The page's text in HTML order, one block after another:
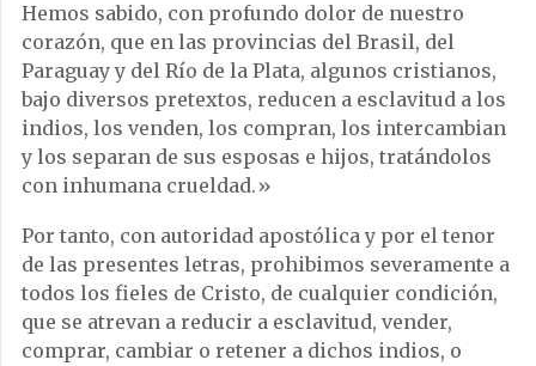
Hemos sabido, con profundo dolor de nuestro
corazón, que en las provincias del Brasil, del
Paraguay y del Río de la Plata, algunos cristianos,
bajo diversos pretextos, reducen a esclavitud a los
indios, los venden, los compran, los intercambian
y los separan de sus esposas e hijos, tratándolos
con inhumana crueldad.»
Por tanto, con autoridad apostólica y por el tenor
de las presentes letras, prohibimos severamente a
todos los fieles de Cristo, de cualquier condición,
que se atrevan a reducir a esclavitud, vender,
comprar, cambiar o retener a dichos indios, o